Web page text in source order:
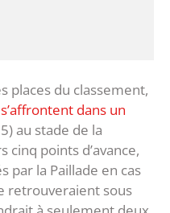
places du classement,
dans un
au stade de la
cinq points d’avance,
par la Paillade en cas
retrouveraient sous